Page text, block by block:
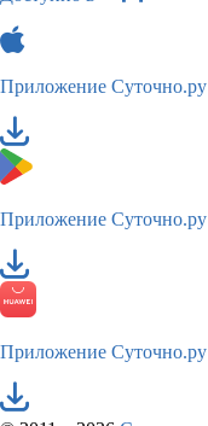
Приложение Суточно.ру
Приложение Суточно.ру
Приложение Суточно.ру